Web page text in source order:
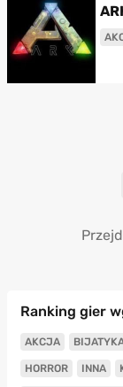
Ranking gier
AKCJA
HORROR INNA